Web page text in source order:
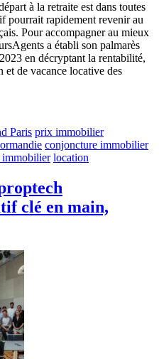
à la retraite est dans toutes
pourrait rapidement revenir au
Pour accompagner au mieux
a établi son palmarès
en décryptant la rentabilité,
et de vacance locative des
Paris prix immobilier
conjoncture immobilier
immobilier location
clé en main,